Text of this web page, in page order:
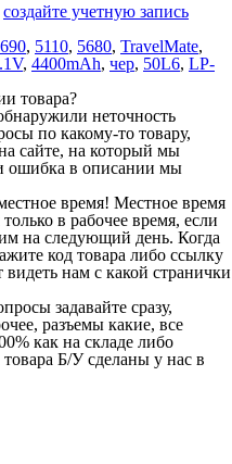
создайте учетную запись
, 5110, 5680, TravelMate,
, 4400mAh, чер, 50L6, LP-
товара?
неточность
по какому-то товару,
сайте, на который мы
ошибка в описании мы
время! Местное время
в рабочее время, если
на следующий день. Когда
код товара либо ссылку
видеть нам с какой странички
задавайте сразу,
разъемы какие, все
как на складе либо
Б/У сделаны у нас в